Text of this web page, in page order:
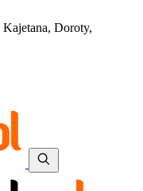
Kajetana, Doroty,